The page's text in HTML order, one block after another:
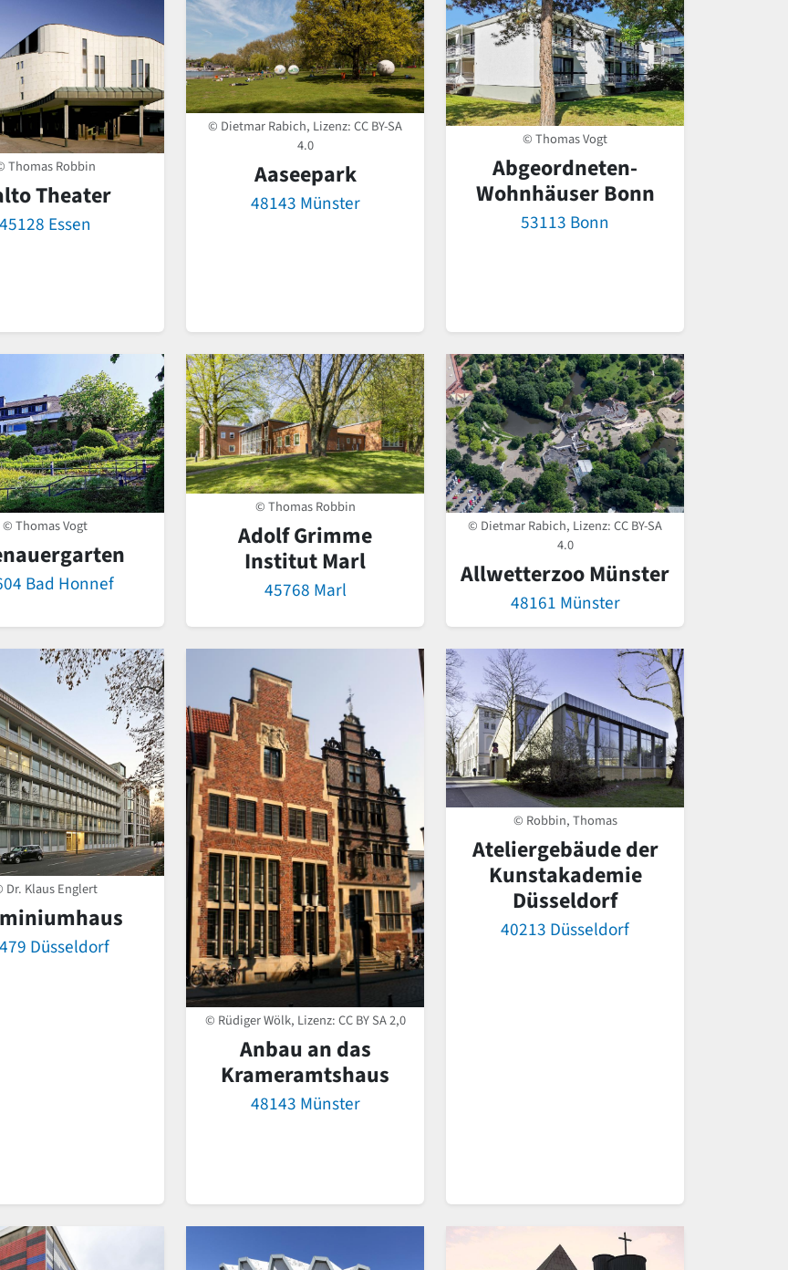
Thomas Robbin
Theater
45128 Essen
© Dietmar Rabich, Lizenz:CC BY-SA
4.0
Aaseepark
48143 Münster
© Thomas Vogt
Abgeordneten-
Wohnhäuser Bonn
53113 Bonn
© Thomas Vogt
Bad Honnef
© Thomas Robbin
Adolf Grimme
Institut Marl
45768 Marl
© Dietmar Rabich, Lizenz:CC BY-SA
4.0
Allwetterzoo Münster
48161 Münster
Dr. Klaus Englert
Düsseldorf
© Rüdiger Wölk, Lizenz:CC BY SA 2,0
Anbau an das
Krameramtshaus
48143 Münster
© Robbin, Thomas
Ateliergebäude der
Kunstakademie
Düsseldorf
40213 Düsseldorf